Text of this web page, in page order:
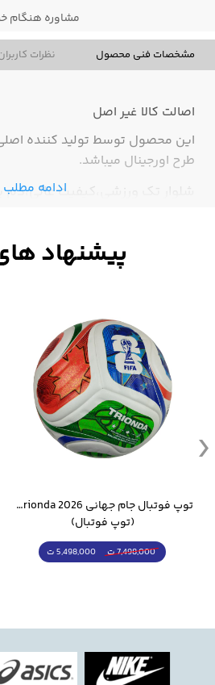
مشاوره هنگام
مشخصات فنی محصول نظرات
اصالت کالا غیر اصل
این محصول توسط تولید کننده
طرح اورجینال میباشد.
شلوار تک ورزشی،کیفیت عالی،دم
ادامه مطلب
توپ فوتبال جام جهانی 2026 Trionda مشابه اورجینال
(توپ فوتبال)
7,498,000 ت 5,498,000 ت